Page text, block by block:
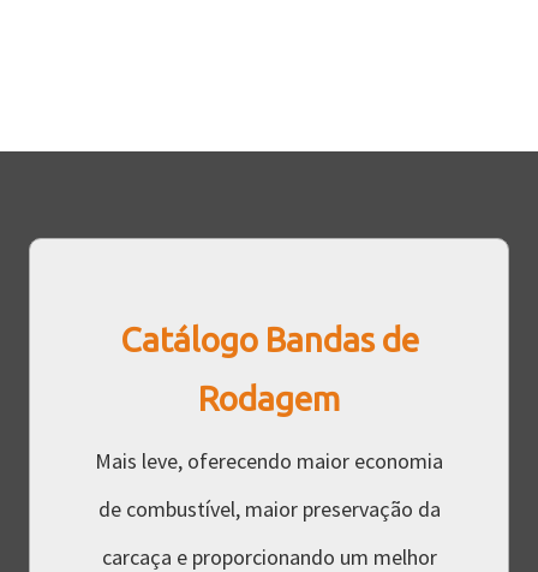
Catálogo Bandas de
Rodagem
Mais leve, oferecendo maior economia
de combustível, maior preservação da
carcaça e proporcionando um melhor